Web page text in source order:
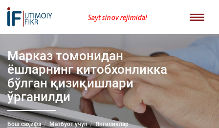
Sayt sinov rejimida!
Марказ томонидан
ёшларнинг китобхонликка
бўлган қизиқишлари
ўрганилди
Бош саҳифа Матбуот учун
Янгиликлар